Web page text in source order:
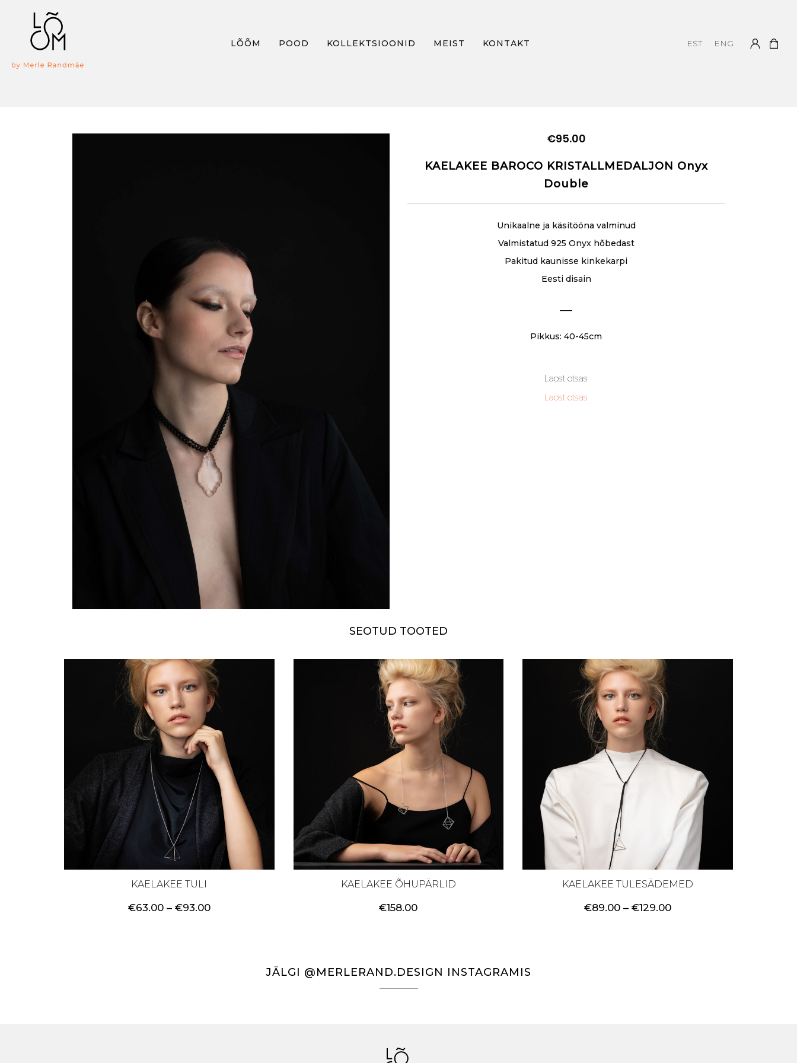
LÕÕM POOD KOLLEKTSIOONID MEIST KONTAKT EST ENG
€95.00
KAELAKEE BAROCO KRISTALLMEDALJON Onyx
Double
Unikaalne ja käsitööna valminud
Valmistatud 925 Onyx hõbedast
Pakitud kaunisse kinkekarpi
Eesti disain
Pikkus: 40-45cm
Laost otsas
Laost otsas
SEOTUD TOOTED
KAELAKEE TULI
€63.00 – €93.00Price
KAELAKEE ÕHUPÄRLID
€158.00
KAELAKEE TULESÄDEMED
€89.00 – €129.00Price
JÄLGI @MERLERAND.DESIGN INSTAGRAMIS